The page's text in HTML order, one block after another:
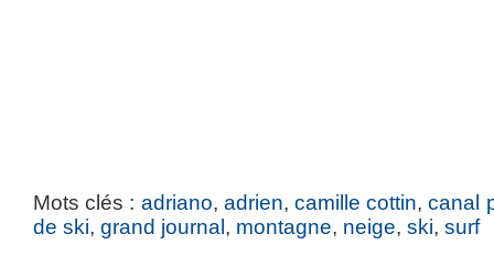
Mots clés : adriano, adrien,camille cottin,canal
de ski, grand journal , montagne, neige, ski, surf